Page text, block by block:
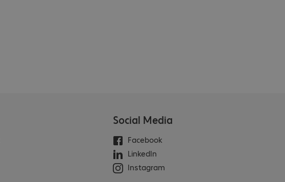
Social Media
Facebook
LinkedIn
Instagram